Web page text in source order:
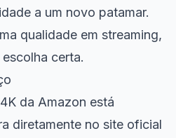
a um novo patamar.
qualidade em streaming,
certa.
da Amazon está
diretamente no site oficial